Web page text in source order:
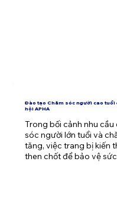
Đào tạo Chăm sóc người cao
hội APHA
Trong bối cảnh nhu
sóc người lớn tuổi và
tăng, việc trang bị kiến
then chốt để bảo vệ